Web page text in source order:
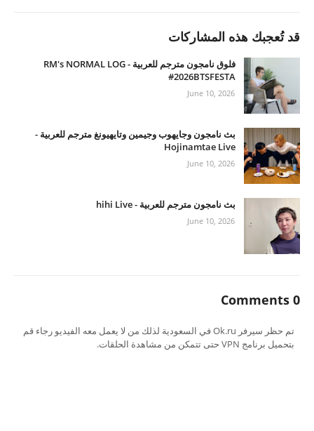
قد تُعجبك هذه المشاركات
فلوق نامجون مترجم للعربية - RM's NORMAL LOG
#2026BTSFESTA
June 10, 2026
بث نامجون وجايهوب وجيمين وتايهيونغ مترجم للعربية -
Hojinamtae Live
June 10, 2026
بث نامجون مترجم للعربية - hihi Live
June 10, 2026
0 Comments
تم حظر سيرفر Ok.ru في السعودية لذلك من لا يعمل معه الفيديو رجاء قم
بتحميل برنامج VPN حتى تتمكن من مشاهدة الحلقات.